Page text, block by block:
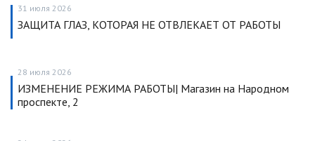
31 июля 2026
ЗАЩИТА ГЛАЗ, КОТОРАЯ НЕ ОТВЛЕКАЕТ ОТ РАБОТЫ
28 июля 2026
ИЗМЕНЕНИЕ РЕЖИМА РАБОТЫ| Магазин на Народном
проспекте, 2